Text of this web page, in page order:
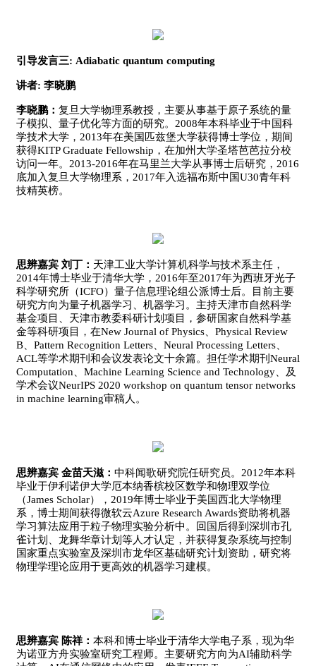
引导发言三: Adiabatic quantum computing
讲者: 李晓鹏
李晓鹏： 复旦大学物理系教授，主要从事基于原子系统的量
子模拟、量子优化等方面的研究。2008年本科毕业于中国科
学技术大学，2013年在美国匹兹堡大学获得博士学位，期间
获得KITP Graduate Fellowship，在加州大学圣塔芭芭拉分校
访问一年。2013-2016年在马里兰大学从事博士后研究，2016
底加入复旦大学物理系，2017年入选福布斯中国U30青年科
技精英榜。
思辨嘉宾 刘丁： 天津工业大学计算机科学与技术系主任，
2014年博士毕业于清华大学，2016年至2017年为西班牙光子
科学研究所（ICFO）量子信息理论组公派博士后。目前主要
研究方向为量子机器学习、机器学习。主持天津市自然科学
基金项目、天津市教委科研计划项目，参研国家自然科学基
金等科研项目，在New Journal of Physics、Physical Review
B、Pattern Recognition Letters、Neural Processing Letters、
ACL等学术期刊和会议发表论文十余篇。担任学术期刊Neural
Computation、Machine Learning Science and Technology、及
学术会议NeurIPS 2020 workshop on quantum tensor networks
in machine learning审稿人。
思辨嘉宾 金苗天滋： 中科闻歌研究院任研究员。2012年本科
毕业于伊利诺伊大学厄本纳香槟校区数学和物理双学位
（James Scholar），2019年博士毕业于美国西北大学物理
系，博士期间获得微软云Azure Research Awards资助将机器
学习算法应用于粒子物理实验分析中。回国后得到深圳市孔
雀计划、龙舞华章计划等人才认定，并获得复杂系统与控制
国家重点实验室及深圳市龙华区基础研究计划资助，研究将
物理学理论应用于更高效的机器学习建模。
思辨嘉宾 陈祥： 本科和博士毕业于清华大学电子系，现为华
为诺亚方舟实验室研究工程师。主要研究方向为AI辅助科学